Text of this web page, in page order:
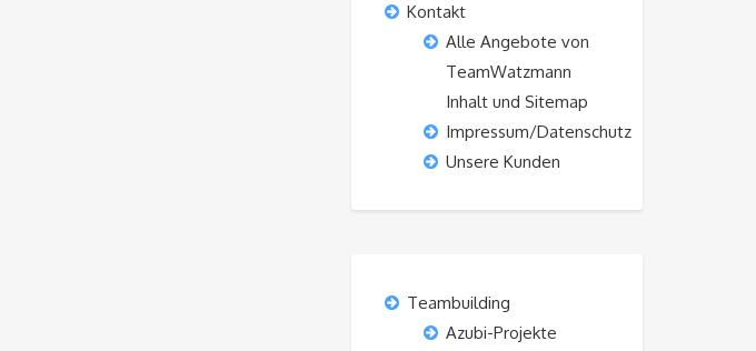
Kontakt
Alle Angebote von
TeamWatzmann
Inhalt und Sitemap
Impressum/Datenschutz
Unsere Kunden
Teambuilding
Azubi-Projekte